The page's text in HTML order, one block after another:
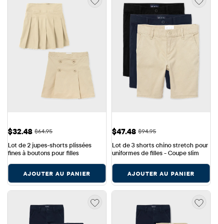
Prix ​​de vente: $32.48
$32.48 Prix ​​d'origine: $64.95
$64.95
Lot de 2 jupes-shorts plissées
fines à boutons pour filles
AJOUTER AU PANIER
Prix ​​de vente: $47.48
$47.48 Prix ​​d'origine: $94.95
$94.95
Lot de 3 shorts chino stretch pour
uniformes de filles - Coupe slim
AJOUTER AU PANIER